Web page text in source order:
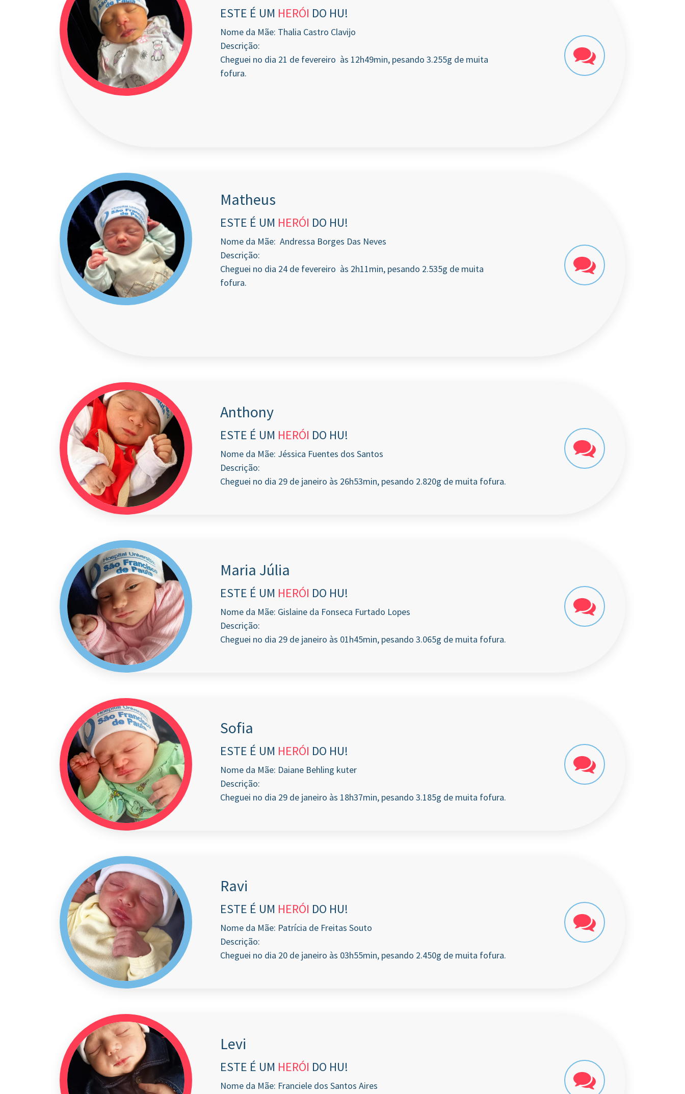
ESTE É UM HERÓI DO HU!
Nome da Mãe: Thalia Castro Clavijo
Descrição:
Cheguei no dia 21 de fevereiro às 12h49min, pesando 3.255g de muita
fofura.
Matheus
ESTE É UM HERÓI DO HU!
Nome da Mãe: Andressa Borges Das Neves
Descrição:
Cheguei no dia 24 de fevereiro às 2h11min, pesando 2.535g de muita
fofura.
Anthony
ESTE É UM HERÓI DO HU!
Nome da Mãe: Jéssica Fuentes dos Santos
Descrição:
Cheguei no dia 29 de janeiro às 26h53min, pesando 2.820g de muita fofura.
Maria Júlia
ESTE É UM HERÓI DO HU!
Nome da Mãe: Gislaine da Fonseca Furtado Lopes
Descrição:
Cheguei no dia 29 de janeiro às 01h45min, pesando 3.065g de muita fofura.
Sofia
ESTE É UM HERÓI DO HU!
Nome da Mãe: Daiane Behling kuter
Descrição:
Cheguei no dia 29 de janeiro às 18h37min, pesando 3.185g de muita fofura.
Ravi
ESTE É UM HERÓI DO HU!
Nome da Mãe: Patrícia de Freitas Souto
Descrição:
Cheguei no dia 20 de janeiro às 03h55min, pesando 2.450g de muita fofura.
Levi
ESTE É UM HERÓI DO HU!
Nome da Mãe: Franciele dos Santos Aires